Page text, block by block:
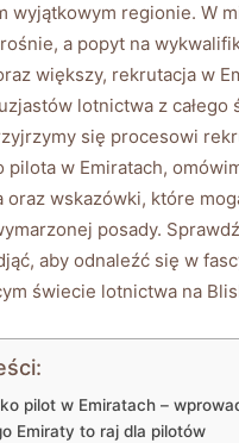
wyjątkowym regionie. W
a popyt na
większy, rekrutacja w
lotnictwa z całego
się procesowi
pilota w Emiratach,
oraz wskazówki, które
posady.
aby odnaleźć się w
świecie lotnictwa na
pilot w Emiratach –
Emiraty to raj dla pilotów